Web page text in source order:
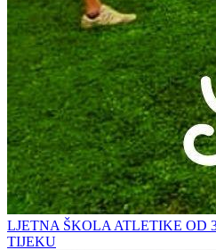
LJETNA ŠKOLA ATLETIKE OD
TIJEKU